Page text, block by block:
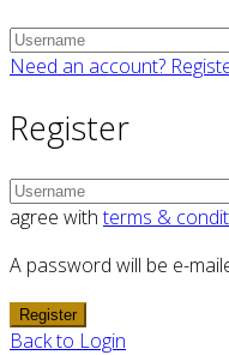
Need an account?
Register
agree withterms &
A password will be e-
Register
Back to Login